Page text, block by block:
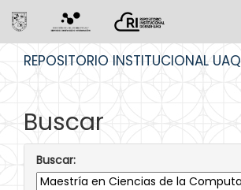
REPOSITORIO INSTITUCIONAL UAQ
Buscar
Buscar: